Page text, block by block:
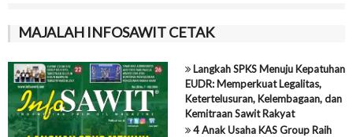
MAJALAH INFOSAWIT CETAK
Langkah SPKS Menuju Kepatuhan
EUDR: Memperkuat Legalitas,
Ketertelusuran, Kelembagaan, dan
Kemitraan Sawit Rakyat
4 Anak Usaha KAS Group Raih